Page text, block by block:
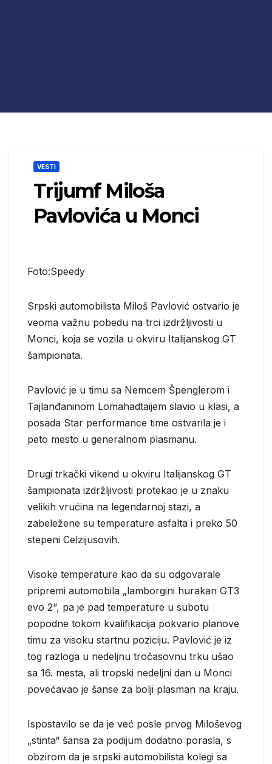
VESTI
Trijumf Miloša
Pavlovića u Monci
Foto:Speedy
Srpski automobilista Miloš Pavlović ostvario je
veoma važnu pobedu na trci izdržljivosti u
Monci, koja se vozila u okviru Italijanskog GT
šampionata.
Pavlović je u timu sa Nemcem Špenglerom i
Tajlanđaninom Lomahadtaijem slavio u klasi, a
posada Star performance time ostvarila je i
peto mesto u generalnom plasmanu.
Drugi trkački vikend u okviru Italijanskog GT
šampionata izdržljivosti protekao je u znaku
velikih vrućina na legendarnoj stazi, a
zabeležene su temperature asfalta i preko 50
stepeni Celzijusovih.
Visoke temperature kao da su odgovarale
pripremi automobila „lamborgini hurakan GT3
evo 2“, pa je pad temperature u subotu
popodne tokom kvalifikacija pokvario planove
timu za visoku startnu poziciju. Pavlović je iz
tog razloga u nedeljnu tročasovnu trku ušao
sa 16. mesta, ali tropski nedeljni dan u Monci
povećavao je šanse za bolji plasman na kraju.
Ispostavilo se da je već posle prvog Miloševog
„stinta“ šansa za podijum dodatno porasla, s
obzirom da je srpski automobilista kolegi sa